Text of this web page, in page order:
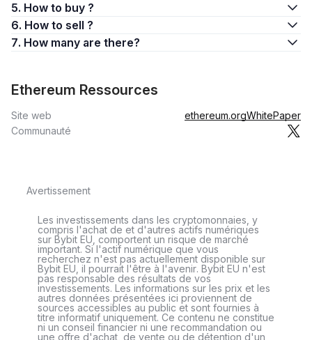
5. How to buy ?
6. How to sell ?
7. How many are there?
Ethereum Ressources
Site web ethereum.orgWhitePaper
Communauté
Avertissement
Les investissements dans les cryptomonnaies, y
compris l'achat de et d'autres actifs numériques
sur Bybit EU, comportent un risque de marché
important. Si l'actif numérique que vous
recherchez n'est pas actuellement disponible sur
Bybit EU, il pourrait l'être à l'avenir. Bybit EU n'est
pas responsable des résultats de vos
investissements. Les informations sur les prix et les
autres données présentées ici proviennent de
sources accessibles au public et sont fournies à
titre informatif uniquement. Ce contenu ne constitue
ni un conseil financier ni une recommandation ou
une offre d'achat, de vente ou de détention d'un